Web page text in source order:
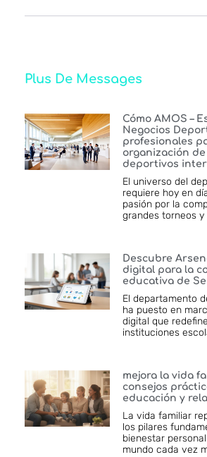
Plus De Messages
Cómo AMOS –
Negocios
profesionales
organización
deportivos
El universo del
requiere hoy en
pasión por la
grandes torneos y
Descubre
digital para la
educativa de
El departamento
ha puesto en
digital que
instituciones
mejora la vida
consejos
educación y
La vida familiar
los pilares
bienestar
mundo cada vez